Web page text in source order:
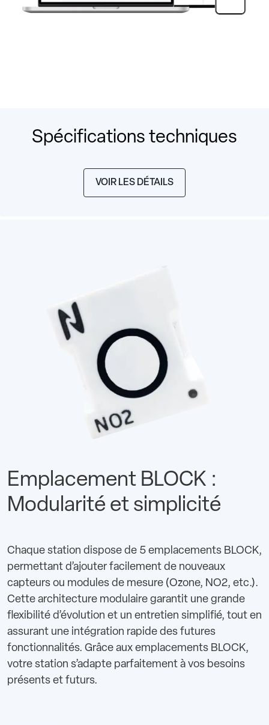
Spécifications techniques
VOIR LES DÉTAILS
Emplacement BLOCK :
Modularité et simplicité
Chaque station dispose de 5 emplacements BLOCK,
permettant d’ajouter facilement de nouveaux
capteurs ou modules de mesure (Ozone, NO2, etc.).
Cette architecture modulaire garantit une grande
flexibilité d’évolution et un entretien simplifié, tout en
assurant une intégration rapide des futures
fonctionnalités. Grâce aux emplacements BLOCK,
votre station s’adapte parfaitement à vos besoins
présents et futurs.